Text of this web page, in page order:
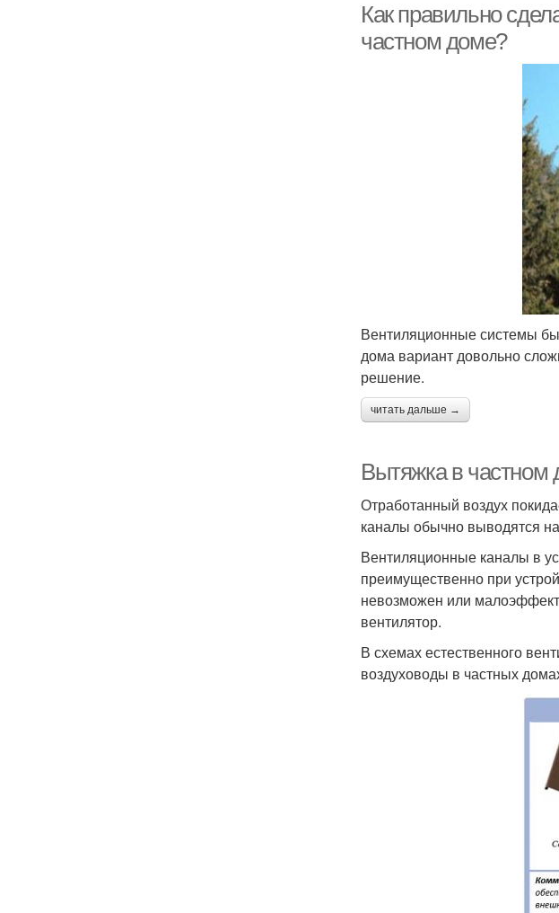
Как правильно
частном доме?
Вентиляционные системы
дома вариант довольно
решение.
читать дальше →
Вытяжка в
Отработанный воздух
каналы обычно выводятся
Вентиляционные каналы в
преимущественно при
невозможен или
вентилятор.
В схемах естественного
воздуховоды в частных